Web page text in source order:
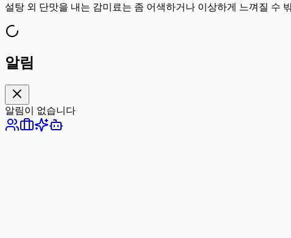
설탕 외 단맛을 내는 감미료는 좀 어색하거나 이상하게 느껴질 수
알림
알림이 없습니다